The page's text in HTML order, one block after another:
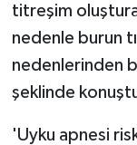
titreşim
nedenle burun
nedenlerinden
şeklinde
'Uyku apnesi